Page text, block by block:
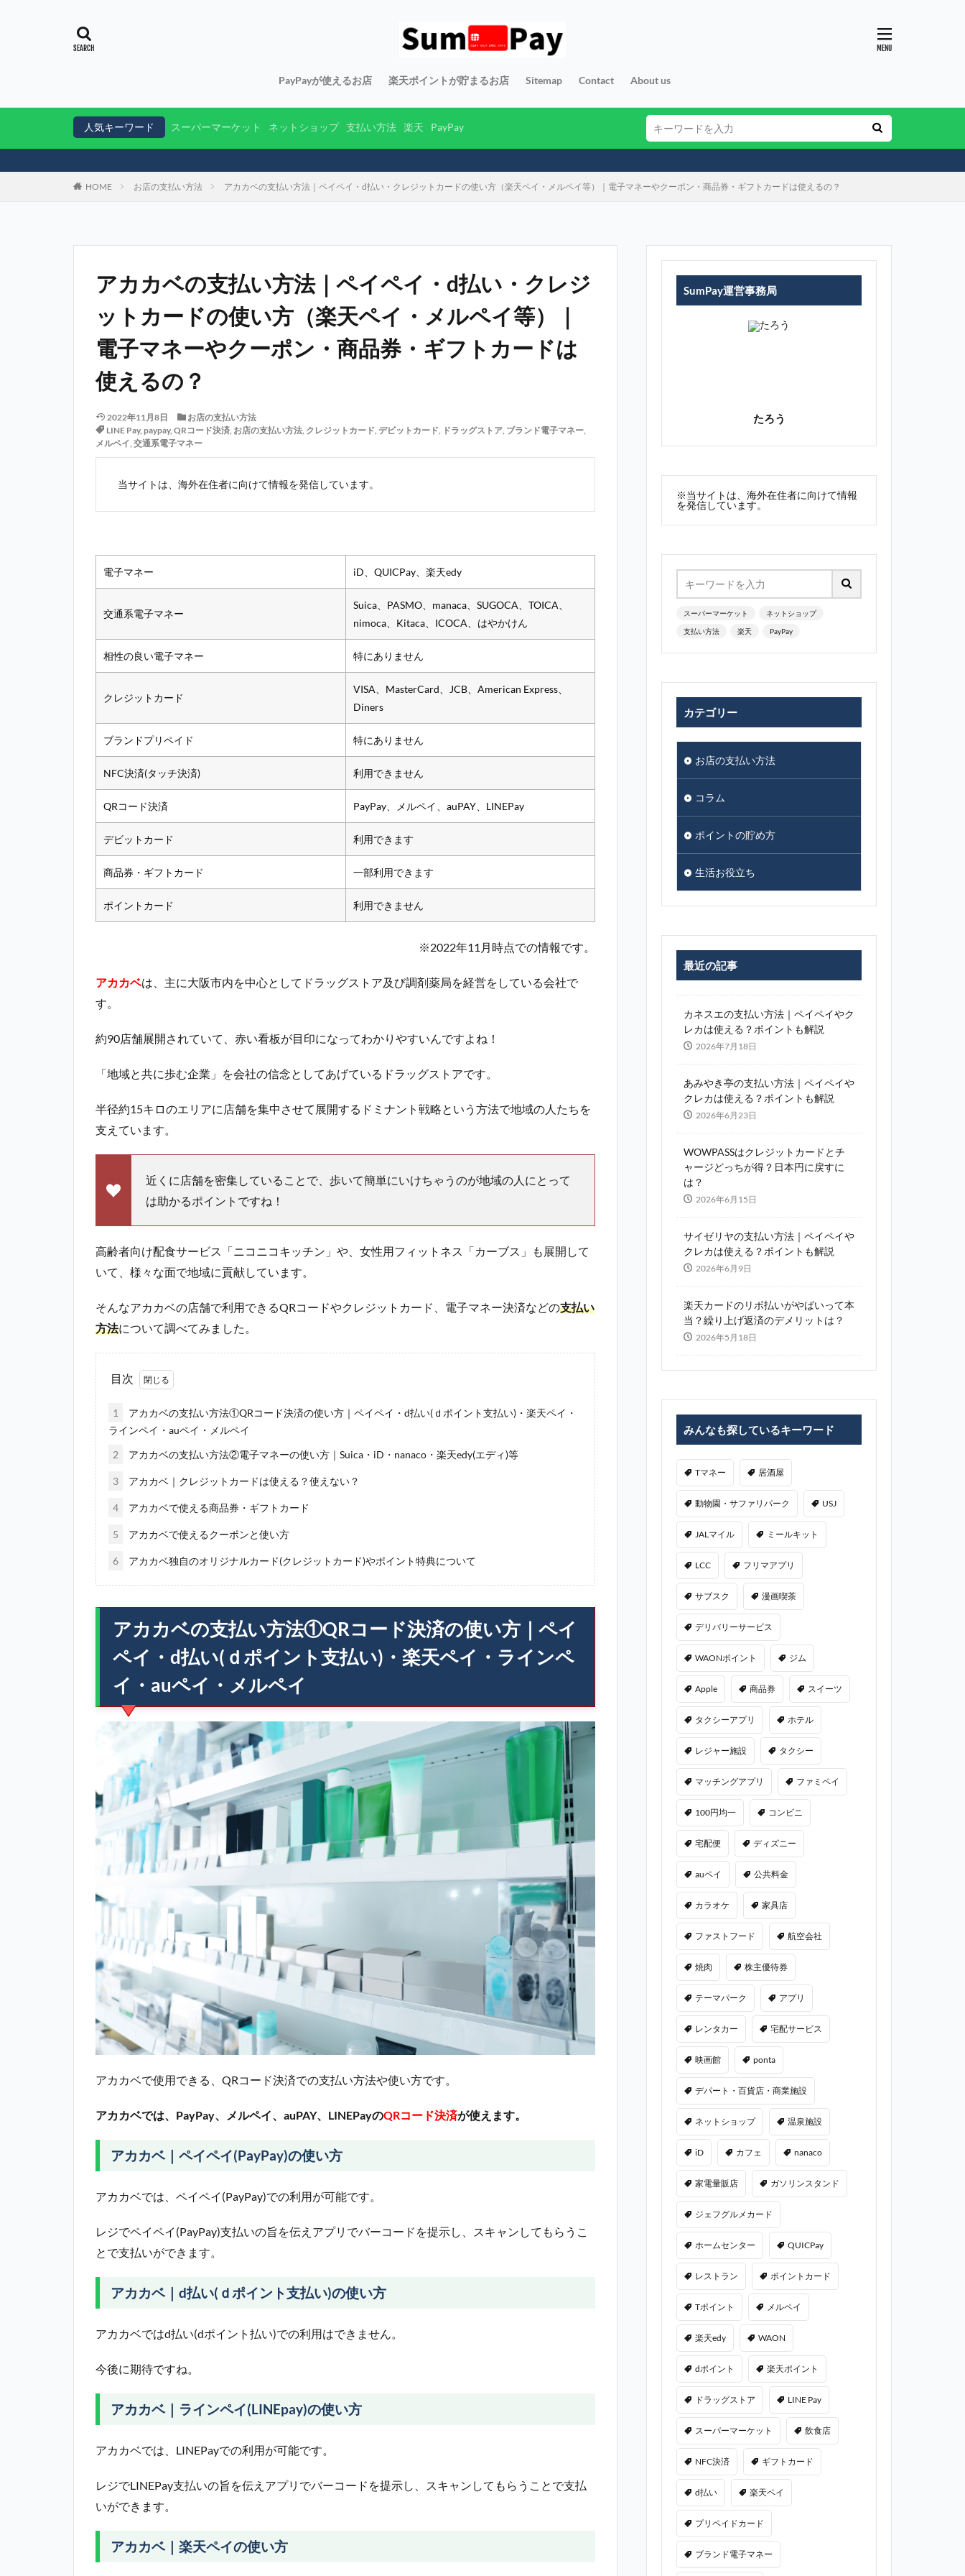
PayPayが使えるお店 楽天ポイントが貯まるお店 Sitemap Contact About us
人気キーワード スーパーマーケット ネットショップ 支払い方法 楽天 PayPay
HOME お店の支払い方法 アカカベの支払い方法｜ペイペイ・d払い・クレジットカードの使い方（楽天ペイ・メルペイ等）｜電子マネーやクーポン・商品券・ギフトカードは使えるの？
アカカベの支払い方法｜ペイペイ・d払い・クレジ
ットカードの使い方（楽天ペイ・メルペイ等）｜
電子マネーやクーポン・商品券・ギフトカードは
使えるの？
2022年11月8日
お店の支払い方法
LINE Pay, paypay, QRコード決済, お店の支払い方法, クレジットカード, デビットカード, ドラッグストア, ブランド電子マネー,
メルペイ, 交通系電子マネー
当サイトは、海外在住者に向けて情報を発信しています。
電子マネー iD、QUICPay、楽天edy
交通系電子マネー
Suica、PASMO、manaca、SUGOCA、TOICA、
nimoca、Kitaca、ICOCA、はやかけん
相性の良い電子マネー 特にありません
クレジットカード
VISA、MasterCard、JCB、American Express、
Diners
ブランドプリペイド 特にありません
NFC決済(タッチ決済) 利用できません
QRコード決済 PayPay、メルペイ、auPAY、LINEPay
デビットカード 利用できます
商品券・ギフトカード 一部利用できます
ポイントカード 利用できません
※2022年11月時点での情報です。
アカカベは、主に大阪市内を中心としてドラッグストア及び調剤薬局を経営をしている会社で
す。
約90店舗展開されていて、赤い看板が目印になってわかりやすいんですよね！
「地域と共に歩む企業」を会社の信念としてあげているドラッグストアです。
半径約15キロのエリアに店舗を集中させて展開するドミナント戦略という方法で地域の人たちを
支えています。
近くに店舗を密集していることで、歩いて簡単にいけちゃうのが地域の人にとって
は助かるポイントですね！
高齢者向け配食サービス「ニコニコキッチン」や、女性用フィットネス「カーブス」も展開して
いて、様々な面で地域に貢献しています。
そんなアカカベの店舗で利用できるQRコードやクレジットカード、電子マネー決済などの支払い
方法について調べてみました。
目次
1
アカカベの支払い方法①QRコード決済の使い方｜ペイペイ・d払い(ｄポイント支払い)・楽天ペイ・
ラインペイ・auペイ・メルペイ
2
アカカベの支払い方法②電子マネーの使い方｜Suica・iD・nanaco・楽天edy(エディ)等
3 アカカベ｜クレジットカードは使える？使えない？
4 アカカベで使える商品券・ギフトカード
5 アカカベで使えるクーポンと使い方
6 アカカベ独自のオリジナルカード(クレジットカード)やポイント特典について
アカカベの支払い方法①QRコード決済の使い方｜ペイ
ペイ・d払い(ｄポイント支払い)・楽天ペイ・ラインペ
イ・auペイ・メルペイ
アカカベで使用できる、QRコード決済での支払い方法や使い方です。
アカカベでは、PayPay、メルペイ、auPAY、LINEPayのQRコード決済が使えます。
アカカベ｜ペイペイ(PayPay)の使い方
アカカベでは、ペイペイ(PayPay)での利用が可能です。
レジでペイペイ(PayPay)支払いの旨を伝えアプリでバーコードを提示し、スキャンしてもらうこ
とで支払いができます。
アカカベ｜d払い(ｄポイント支払い)の使い方
アカカベではd払い(dポイント払い)での利用はできません。
今後に期待ですね。
アカカベ｜ラインペイ(LINEpay)の使い方
アカカベでは、LINEPayでの利用が可能です。
レジでLINEPay支払いの旨を伝えアプリでバーコードを提示し、スキャンしてもらうことで支払
いができます。
アカカベ｜楽天ペイの使い方
SumPay運営事務局
たろう
※当サイトは、海外在住者に向けて情報
を発信しています。
スーパーマーケット ネットショップ
支払い方法 楽天 PayPay
カテゴリー
お店の支払い方法
コラム
ポイントの貯め方
生活お役立ち
最近の記事
カネスエの支払い方法｜ペイペイやク
レカは使える？ポイントも解説
2026年7月18日
あみやき亭の支払い方法｜ペイペイや
クレカは使える？ポイントも解説
2026年6月23日
WOWPASSはクレジットカードとチ
ャージどっちが得？日本円に戻すに
は？
2026年6月15日
サイゼリヤの支払い方法｜ペイペイや
クレカは使える？ポイントも解説
2026年6月9日
楽天カードのリボ払いがやばいって本
当？繰り上げ返済のデメリットは？
2026年5月18日
みんなも探しているキーワード
Tマネー 居酒屋
動物園・サファリパーク USJ
JALマイル ミールキット
LCC フリマアプリ
サブスク 漫画喫茶
デリバリーサービス
WAONポイント ジム
Apple 商品券 スイーツ
タクシーアプリ ホテル
レジャー施設 タクシー
マッチングアプリ ファミペイ
100円均一 コンビニ
宅配便 ディズニー
auペイ 公共料金
カラオケ 家具店
ファストフード 航空会社
焼肉 株主優待券
テーマパーク アプリ
レンタカー 宅配サービス
映画館 ponta
デパート・百貨店・商業施設
ネットショップ 温泉施設
iD カフェ nanaco
家電量販店 ガソリンスタンド
ジェフグルメカード
ホームセンター QUICPay
レストラン ポイントカード
Tポイント メルペイ
楽天edy WAON
dポイント 楽天ポイント
ドラッグストア LINE Pay
スーパーマーケット 飲食店
NFC決済 ギフトカード
d払い 楽天ペイ
プリペイドカード
ブランド電子マネー